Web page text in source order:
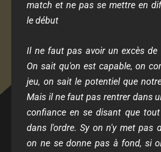
match et ne pas se mettre en
le début
Il ne faut pas avoir un excès de
On sait qu'on est capable, on
jeu, on sait le potentiel que
Mais il ne faut pas rentrer dans
confiance en se disant que
dans l'ordre. Sy on n'y met pas
on ne se donne pas à fond, si